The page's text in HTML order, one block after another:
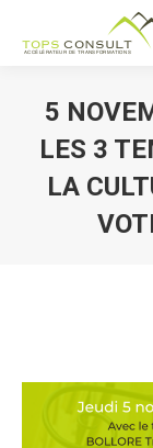
5
LES 3
LA